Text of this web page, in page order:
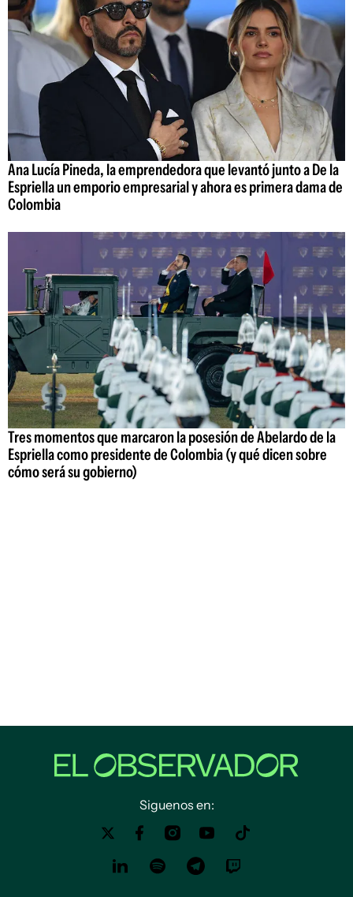
Ana Lucía Pineda, la emprendedora que levantó junto a De la
Espriella un emporio empresarial y ahora es primera dama de
Colombia
Tres momentos que marcaron la posesión de Abelardo de la
Espriella como presidente de Colombia (y qué dicen sobre
cómo será su gobierno)
Siguenos en: